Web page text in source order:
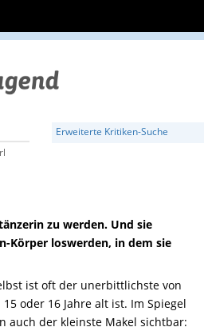
Erweiterte Kritiken-Suche
zu werden. Und sie
Körper loswerden, in dem sie
ist oft der unerbittlichste von
oder 16 Jahre alt ist. Im Spiegel
auch der kleinste Makel sichtbar: